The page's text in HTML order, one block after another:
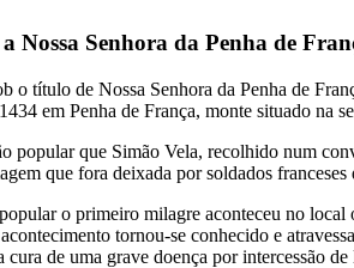
Nossa Senhora da Penha de
o título de Nossa Senhora da Penha de
em Penha de França, monte situado na
popular que Simão Vela, recolhido num
que fora deixada por soldados
o primeiro milagre aconteceu no
tornou-se conhecido e
cura de uma grave doença por intercessão